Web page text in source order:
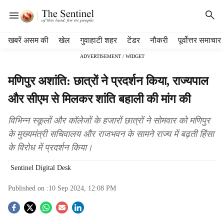
खबरें असम की खेल गुवाहाटी शहर टेंडर नौकरी पूर्वोत्तर समाचार
ADVERTISEMENT / WIDGET
मणिपुर अशांति: छात्रों ने प्रदर्शन किया, राज्यपाल
और सीएम से मिलकर शांति बहाली की मांग की
विभिन्न स्कूलों और कॉलेजों के हजारों छात्रों ने सोमवार को मणिपुर
के मुख्यमंत्री सचिवालय और राजभवन के सामने राज्य में बढ़ती हिंसा
के विरोध में प्रदर्शन किया।
Sentinel Digital Desk
Published on :10 Sep 2024, 12:08 PM
S